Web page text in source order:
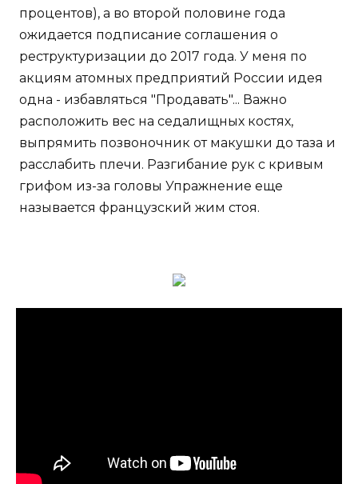
процентов), а во второй половине года
ожидается подписание соглашения о
реструктуризации до 2017 года. У меня по
акциям атомных предприятий России идея
одна - избавляться "Продавать"... Важно
расположить вес на седалищных костях,
выпрямить позвоночник от макушки до таза и
расслабить плечи. Разгибание рук с кривым
грифом из-за головы Упражнение еще
называется французский жим стоя.